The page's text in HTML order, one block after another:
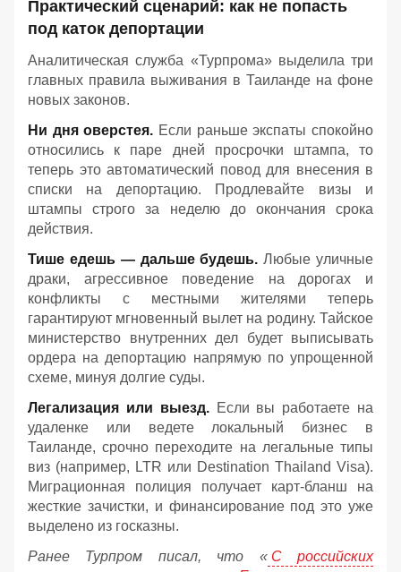
Практический сценарий: как не попасть
под каток депортации
Аналитическая служба «Турпрома» выделила три
главных правила выживания в Таиланде на фоне
новых законов.
Ни дня оверстея. Если раньше экспаты спокойно
относились к паре дней просрочки штампа, то
теперь это автоматический повод для внесения в
списки на депортацию. Продлевайте визы и
штампы строго за неделю до окончания срока
действия.
Тише едешь — дальше будешь. Любые уличные
драки, агрессивное поведение на дорогах и
конфликты с местными жителями теперь
гарантируют мгновенный вылет на родину. Тайское
министерство внутренних дел будет выписывать
ордера на депортацию напрямую по упрощенной
схеме, минуя долгие суды.
Легализация или выезд.Если вы работаете на
удаленке или ведете локальный бизнес в
Таиланде, срочно переходите на легальные типы
виз (например, LTR или Destination Thailand Visa).
Миграционная полиция получает карт-бланш на
жесткие зачистки, и финансирование под это уже
выделено из госказны.
Ранее Турпром писал, что « С российских